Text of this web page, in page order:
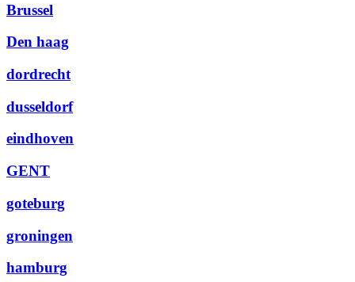
Brussel
Den haag
dordrecht
dusseldorf
eindhoven
GENT
goteburg
groningen
hamburg